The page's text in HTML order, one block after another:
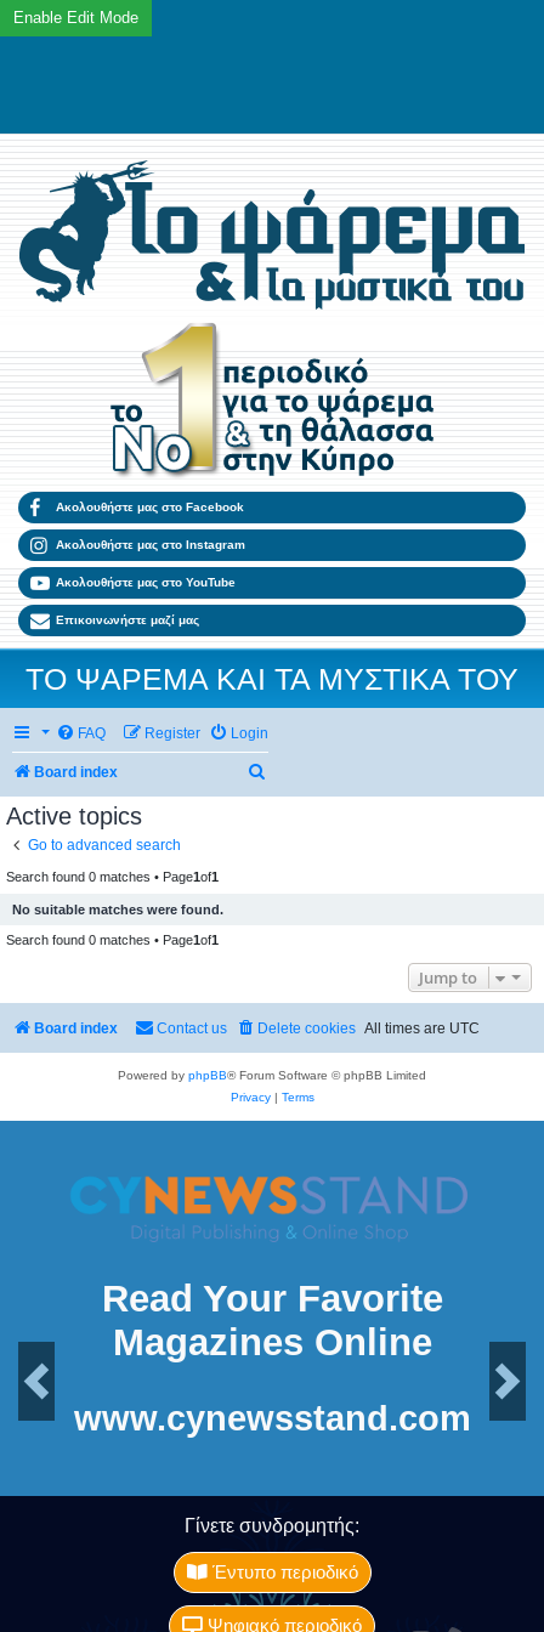
Ακολουθήστε μας στο Facebook
Ακολουθήστε μας στο Instagram
Ακολουθήστε μας στο YouTube
Επικοινωνήστε μαζί μας
ΤΟ ΨΑΡΕΜΑ ΚΑΙ ΤΑ ΜΥΣΤΙΚΑ ΤΟΥ
FAQ Login
Register
Board index
Active topics
Go to advanced search
Search found 0 matches • Page1of1
No suitable matches were found.
Search found 0 matches • Page1of1
Jump to
Board index All times are UTC
Delete cookies
Contact us
Powered by phpBB® Forum Software © phpBB Limited
Privacy| Terms
Read Your Favorite
Magazines Online
Next
www.cynewsstand.com
Γίνετε συνδρομητής:
Έντυπο περιοδικό
Ψηφιακό περιοδικό